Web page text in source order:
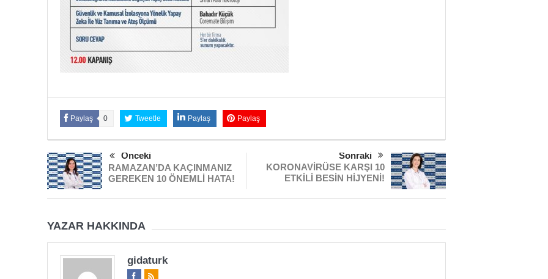
Paylaş 0 Tweetle Paylaş Paylaş
Önceki
RAMAZAN’DA KAÇINMANIZ
GEREKEN 10 ÖNEMLİ HATA!
Sonraki
KORONAVİRÜSE KARŞI 10
ETKİLİ BESİN HİJYENİ!
YAZAR HAKKINDA
gidaturk